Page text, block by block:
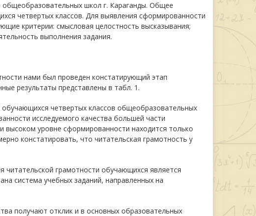
общеобразовательных школ г. Караганды. Общее
четвертых классов. Для выявления сформированности
критерии: смысловая целостность высказывания;
выполнения задания.
нами был проведен констатирующий этап
результаты представлены в табл. 1.
четвертых классов общеобразовательных
исследуемого качества большей части
высоком уровне сформированности находится только
констатировать, что читательская грамотность у
грамотности обучающихся является
система учебных заданий, направленных на
получают отклик и в основных образовательных